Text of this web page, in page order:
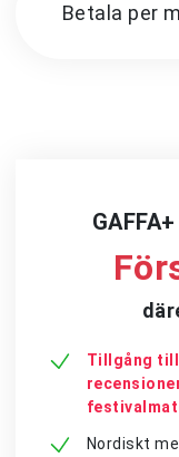
Betala per
Tillgång till
Nordiskt